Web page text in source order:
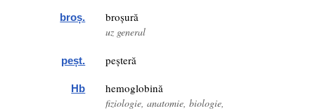
broș. broșură
uz general
peșt. peșteră
Hb hemoglobină
fiziologie, anatomie, biologie,